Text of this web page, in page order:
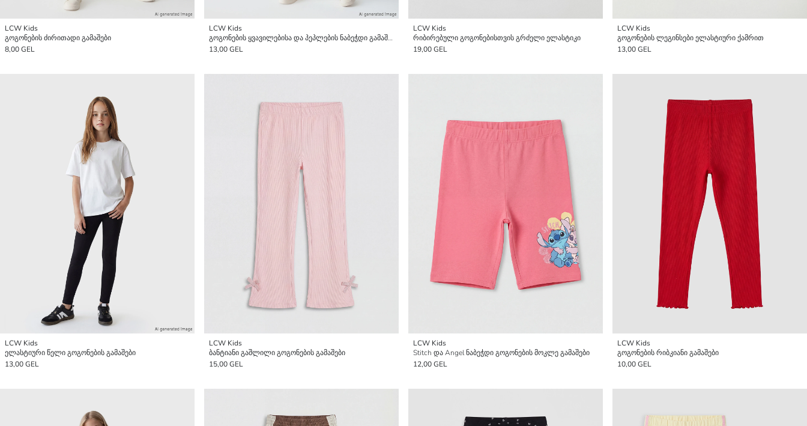
LCW Kids
გოგონების ძირითადი გამაშები
8,00 GEL
LCW Kids
გოგონების ყვავილებისა და პეპლების ნაბეჭდი გამაშები
13,00 GEL
LCW Kids
რიბირებული გოგონებისთვის გრძელი ელასტიკი
19,00 GEL
LCW Kids
გოგონების ლეგინსები ელასტიური ქამრით
13,00 GEL
LCW Kids
ელასტიური წელი გოგონების გამაშები
13,00 GEL
LCW Kids
ბანტიანი გაშლილი გოგონების გამაშები
15,00 GEL
LCW Kids
Stitch და Angel ნაბეჭდი გოგონების მოკლე გამაშები
12,00 GEL
LCW Kids
გოგონების რიბკიანი გამაშები
10,00 GEL